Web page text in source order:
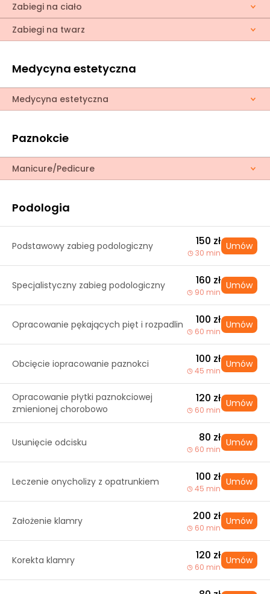
Zabiegi na ciało
Zabiegi na twarz
Medycyna estetyczna
Medycyna estetyczna
Paznokcie
Manicure/Pedicure
Podologia
Podstawowy zabieg podologiczny 150 zł
30 min
Umów
Specjalistyczny zabieg podologiczny 160 zł
90 min
Umów
Opracowanie pękających pięt i rozpadlin 100 zł
60 min
Umów
Obcięcie iopracowanie paznokci 100 zł
45 min
Umów
Opracowanie płytki paznokciowej
zmienionej chorobowo
120 zł
60 min
Umów
Usunięcie odcisku 80 zł
60 min
Umów
Leczenie onycholizy z opatrunkiem 100 zł
45 min
Umów
Założenie klamry 200 zł
60 min
Umów
Korekta klamry 120 zł
60 min
Umów